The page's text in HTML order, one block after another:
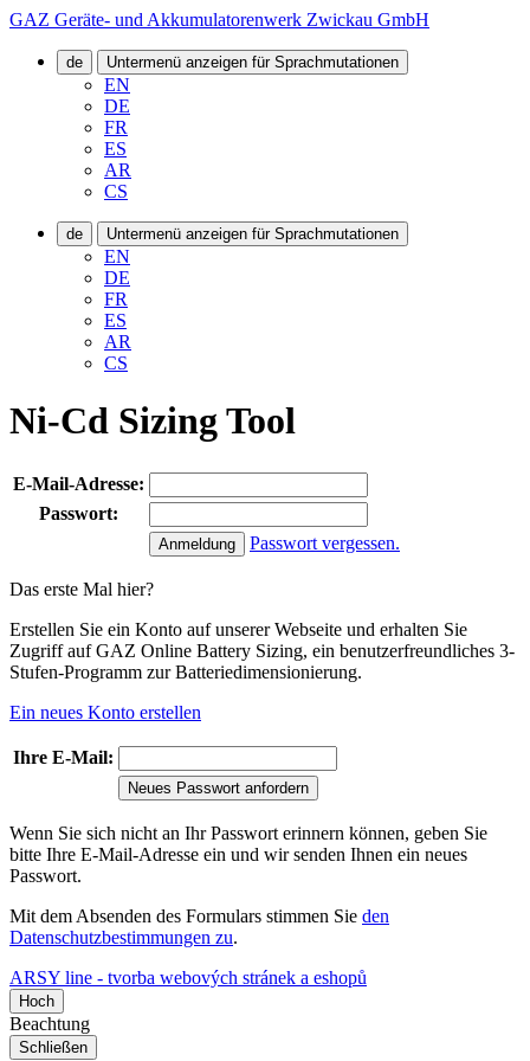
GAZ Geräte- und Akkumulatorenwerk Zwickau GmbH
de Untermenü anzeigen für Sprachmutationen
EN
DE
FR
ES
AR
CS
de Untermenü anzeigen für Sprachmutationen
EN
DE
FR
ES
AR
CS
Ni-Cd Sizing Tool
E-Mail-Adresse:
Passwort:
Passwort vergessen.
Das erste Mal hier?
Erstellen Sie ein Konto auf unserer Webseite und erhalten Sie
Zugriff auf GAZ Online Battery Sizing, ein benutzerfreundliches 3-
Stufen-Programm zur Batteriedimensionierung.
Ein neues Konto erstellen
Ihre E-Mail:
Neues Passwort anfordern
Wenn Sie sich nicht an Ihr Passwort erinnern können, geben Sie
bitte Ihre E-Mail-Adresse ein und wir senden Ihnen ein neues
Passwort.
Mit dem Absenden des Formulars stimmen Sie den
Datenschutzbestimmungen zu.
ARSY line - tvorba webových stránek a eshopů
Hoch
Beachtung
Schließen